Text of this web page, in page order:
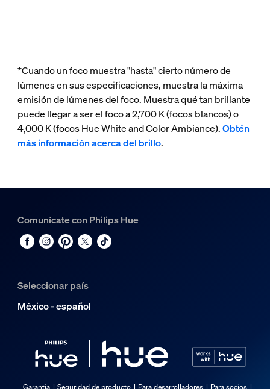
*Cuando un foco muestra "hasta" cierto número de
lúmenes en sus especificaciones, muestra la máxima
emisión de lúmenes del foco. Muestra qué tan brillante
puede llegar a ser el foco a 2,700 K (focos blancos) o
4,000 K (focos Hue White and Color Ambiance).Obtén
más información acerca del brillo.
Comunícate con Philips Hue
Seleccionar país
México - español
Garantía Seguridad de producto Para desarrolladores Para socios